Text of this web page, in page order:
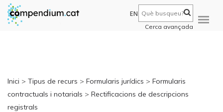
EN
Cerca avançada
Inici > Tipus de recurs > Formularis jurídics > Formularis
contractuals i notarials > Rectificacions de descripcions
registrals